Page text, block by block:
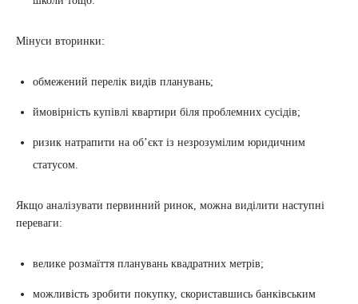
Мінуси вторинки:
обмежений перелік видів планувань;
ймовірність купівлі квартири біля проблемних сусідів;
ризик натрапити на об’єкт із незрозумілим юридичним
статусом.
Якщо аналізувати первинний ринок, можна виділити наступні
переваги:
велике розмаїття планувань квадратних метрів;
можливість зробити покупку, скориставшись банківським